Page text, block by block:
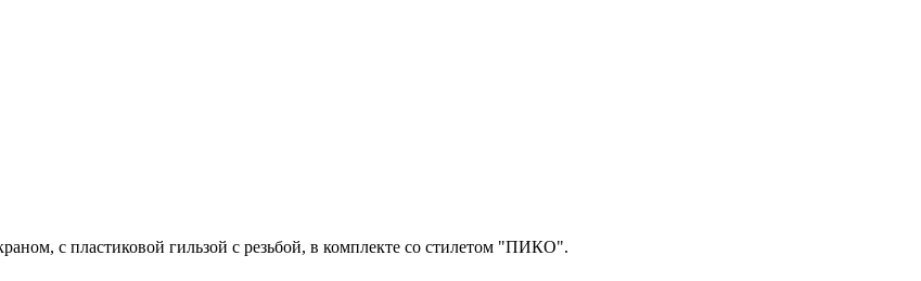
с пластиковой гильзой с резьбой, в комплекте со стилетом "ПИКО".